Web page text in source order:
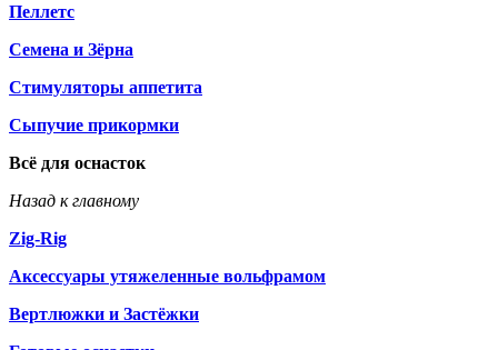
Пеллетс
Семена и Зёрна
Стимуляторы аппетита
Сыпучие прикормки
Всё для оснасток
Назад к главному
Zig-Rig
Аксессуары утяжеленные вольфрамом
Вертлюжки и Застёжки